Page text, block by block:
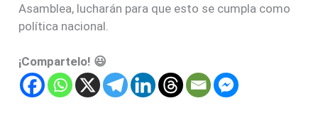
Asamblea, lucharán para que esto se cumpla como
política nacional.
¡Compartelo! 😃